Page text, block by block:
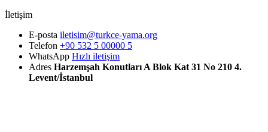
İletişim
E-posta iletisim@turkce-yama.org
Telefon +90 532 5 00000 5
WhatsApp Hızlı iletişim
Adres Harzemşah Konutları A Blok Kat 31 No 210 4.
Levent/İstanbul